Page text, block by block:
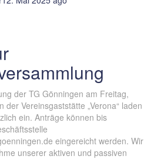
der TG Gönningen am Freitag,
Vereinsgaststätte „Verona“ laden
ein. Anträge können bis
eingereicht werden. Wir
unserer aktiven und passiven